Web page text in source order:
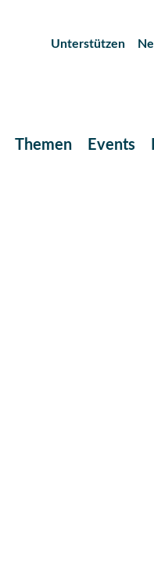
Unterstützen
Themen Events